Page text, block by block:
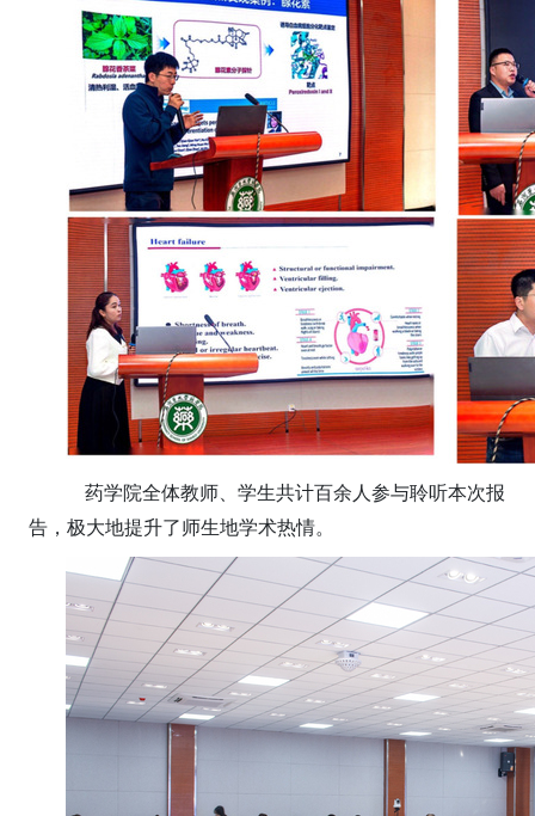
药学院全体教师、学生共计百余人参与聆听本次报
告，极大地提升了师生地学术热情。